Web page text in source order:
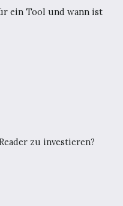
ein Tool und wann ist
zu investieren?